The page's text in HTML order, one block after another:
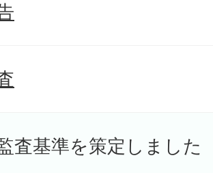
査基準を策定しました